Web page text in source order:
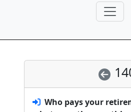
Who pays your